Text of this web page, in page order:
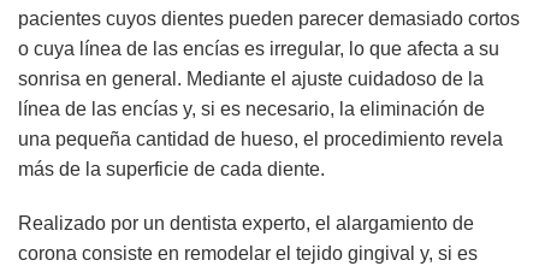
pacientes cuyos dientes pueden parecer demasiado cortos
o cuya línea de las encías es irregular, lo que afecta a su
sonrisa en general. Mediante el ajuste cuidadoso de la
línea de las encías y, si es necesario, la eliminación de
una pequeña cantidad de hueso, el procedimiento revela
más de la superficie de cada diente.
Realizado por un dentista experto, el alargamiento de
corona consiste en remodelar el tejido gingival y, si es